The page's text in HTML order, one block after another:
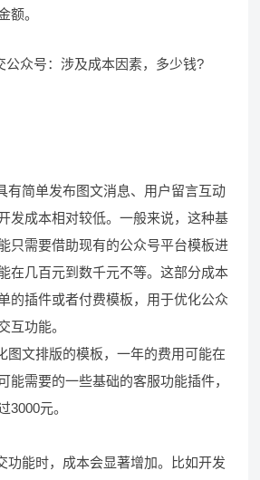
额。
有简单发布图文消息、用户留言互动
发成本相对较低。一般来说，这种基
只需要借助现有的公众号平台模板进
在几百元到数千元不等。这部分成本
的插件或者付费模板，用于优化公众
互功能。
图文排版的模板，一年的费用可能在
能需要的一些基础的客服功能插件，
3000元。
功能时，成本会显著增加。比如开发